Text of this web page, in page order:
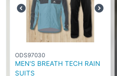
ODS97030
MEN'S BREATH TECH RAIN
SUITS